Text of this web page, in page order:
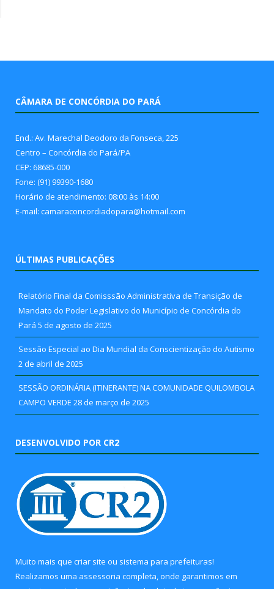
CÂMARA DE CONCÓRDIA DO PARÁ
End.: Av. Marechal Deodoro da Fonseca, 225
Centro – Concórdia do Pará/PA
CEP: 68685-000
Fone: (91) 99390-1680
Horário de atendimento: 08:00 às 14:00
E-mail: camaraconcordiadopara@hotmail.com
ÚLTIMAS PUBLICAÇÕES
Relatório Final da Comisssão Administrativa de Transição de
Mandato do Poder Legislativo do Município de Concórdia do
Pará 5 de agosto de 2025
Sessão Especial ao Dia Mundial da Conscientização do Autismo
2 de abril de 2025
SESSÃO ORDINÁRIA (ITINERANTE) NA COMUNIDADE QUILOMBOLA
CAMPO VERDE 28 de março de 2025
DESENVOLVIDO POR CR2
Muito mais que criar site ou sistema para prefeituras!
Realizamos uma assessoria completa, onde garantimos em